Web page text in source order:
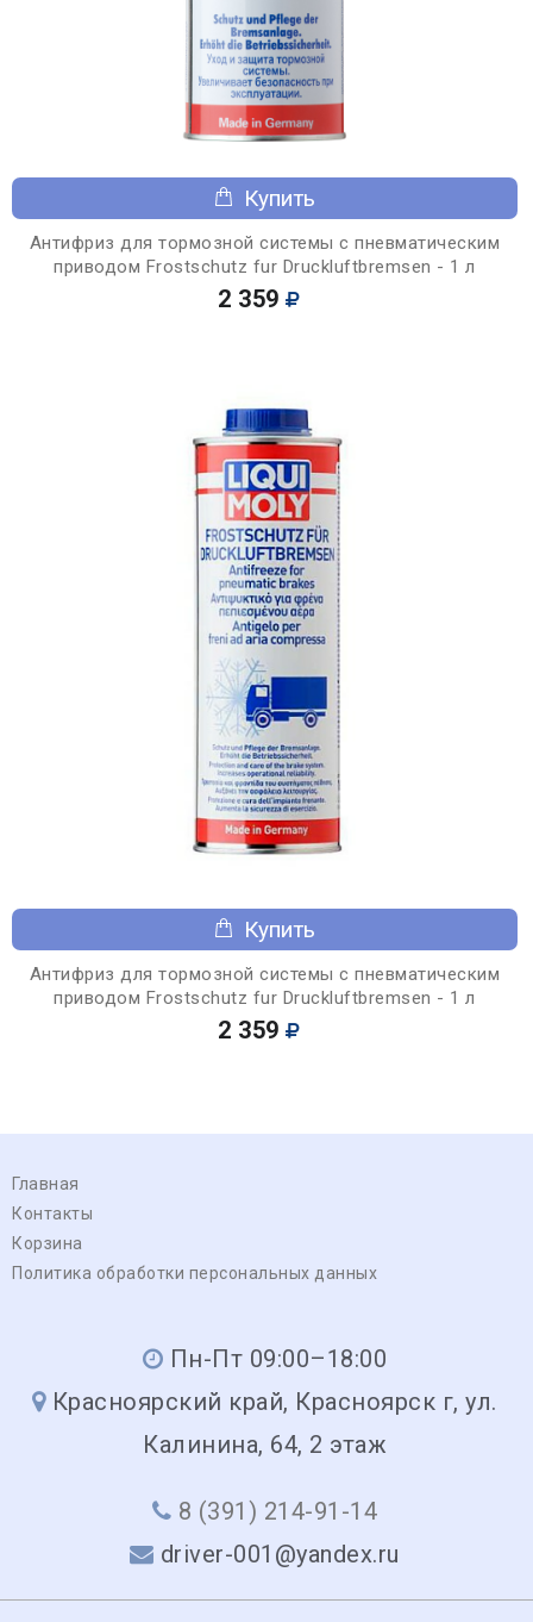
Купить
Антифриз для тормозной системы с пневматическим
приводом Frostschutz fur Druckluftbremsen - 1 л
2 359
Купить
Антифриз для тормозной системы с пневматическим
приводом Frostschutz fur Druckluftbremsen - 1 л
2 359
Главная
Контакты
Корзина
Политика обработки персональных данных
Пн-Пт 09:00–18:00
Красноярский край, Красноярск г, ул.
Калинина, 64, 2 этаж
8 (391) 214-91-14
driver-001@yandex.ru